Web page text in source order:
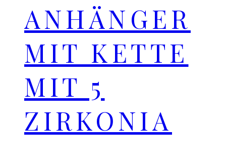
ANHÄNGER
MIT KETTE
MIT 5
ZIRKONIA